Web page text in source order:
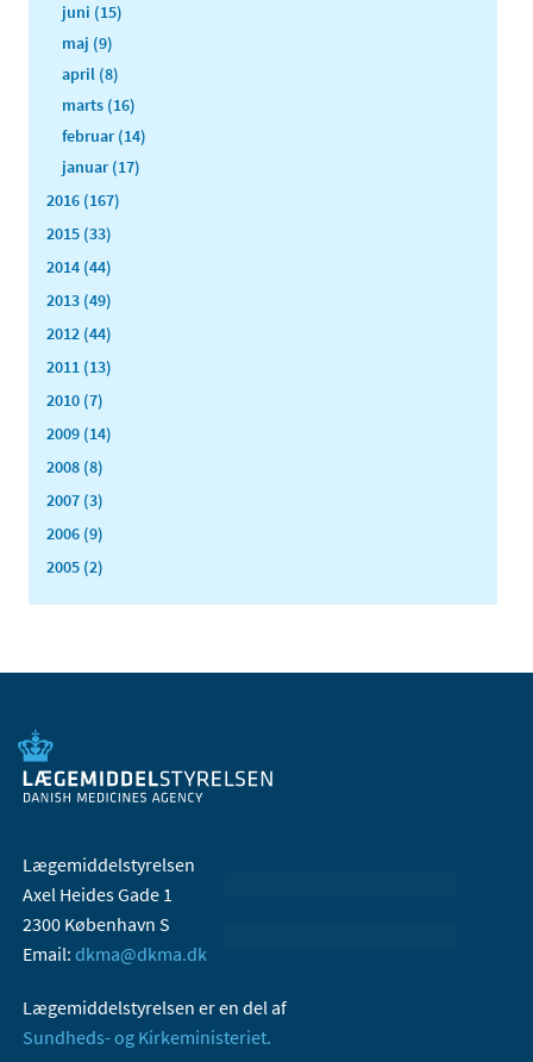
juni (15)
maj (9)
april (8)
marts (16)
februar (14)
januar (17)
2016 (167)
2015 (33)
2014 (44)
2013 (49)
2012 (44)
2011 (13)
2010 (7)
2009 (14)
2008 (8)
2007 (3)
2006 (9)
2005 (2)
Lægemiddelstyrelsen
Axel Heides Gade 1
2300 København S
Email: dkma@dkma.dk
Lægemiddelstyrelsen er en del af
Sundheds- og Kirkeministeriet.